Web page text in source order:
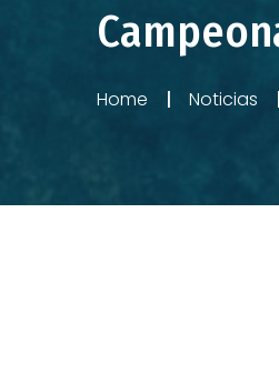
Home Noticias